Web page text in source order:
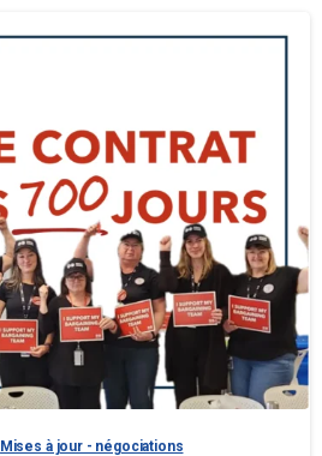
Mises à jour - négociations